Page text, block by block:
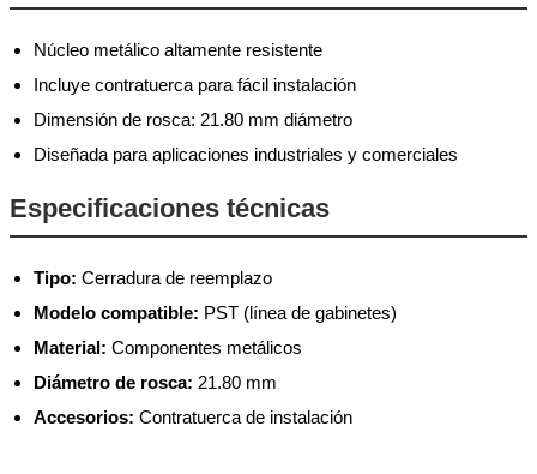
Núcleo metálico altamente resistente
Incluye contratuerca para fácil instalación
Dimensión de rosca: 21.80 mm diámetro
Diseñada para aplicaciones industriales y comerciales
Especificaciones técnicas
Tipo: Cerradura de reemplazo
Modelo compatible: PST (línea de gabinetes)
Material: Componentes metálicos
Diámetro de rosca: 21.80 mm
Accesorios: Contratuerca de instalación